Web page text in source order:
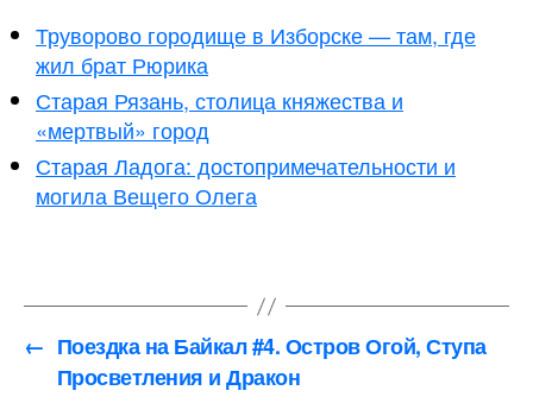
Труворово городище в Изборске — там, где
жил брат Рюрика
Старая Рязань, столица княжества и
«мертвый» город
Старая Ладога: достопримечательности и
могила Вещего Олега
← Поездка на Байкал #4. Остров Огой, Ступа
Просветления и Дракон